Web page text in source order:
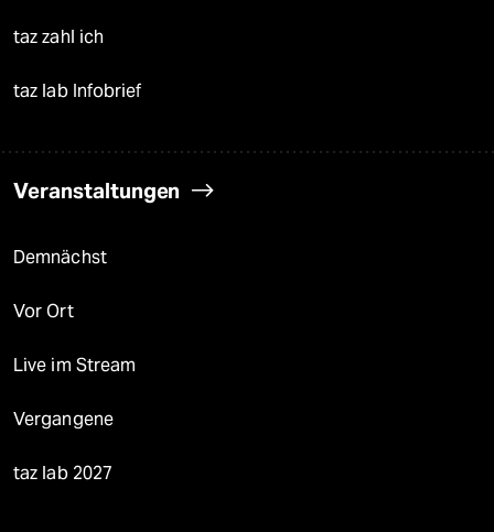
taz zahl ich
taz lab Infobrief
Veranstaltungen
Demnächst
Vor Ort
Live im Stream
Vergangene
taz lab 2027